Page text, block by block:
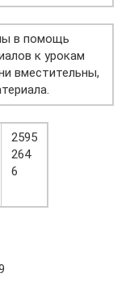
в помощь
к урокам
вместительны,
2595
264
6